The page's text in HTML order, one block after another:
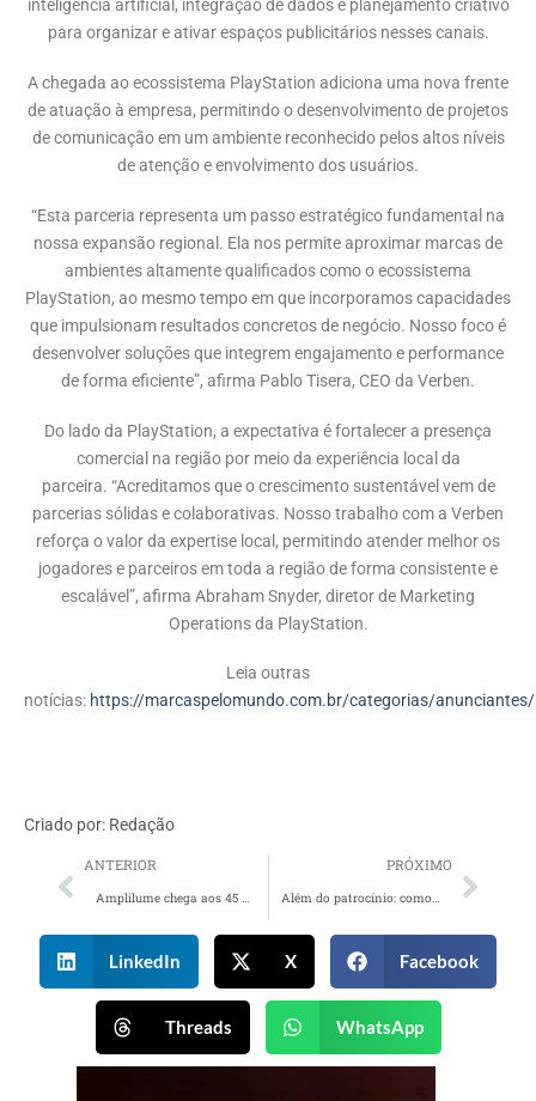
inteligência artificial, integração de dados e planejamento criativo
para organizar e ativar espaços publicitários nesses canais.
A chegada ao ecossistema PlayStation adiciona uma nova frente
de atuação à empresa, permitindo o desenvolvimento de projetos
de comunicação em um ambiente reconhecido pelos altos níveis
de atenção e envolvimento dos usuários.
“Esta parceria representa um passo estratégico fundamental na
nossa expansão regional. Ela nos permite aproximar marcas de
ambientes altamente qualificados como o ecossistema
PlayStation, ao mesmo tempo em que incorporamos capacidades
que impulsionam resultados concretos de negócio. Nosso foco é
desenvolver soluções que integrem engajamento e performance
de forma eficiente”, afirma Pablo Tisera, CEO da Verben.
Do lado da PlayStation, a expectativa é fortalecer a presença
comercial na região por meio da experiência local da
parceira. “Acreditamos que o crescimento sustentável vem de
parcerias sólidas e colaborativas. Nosso trabalho com a Verben
reforça o valor da expertise local, permitindo atender melhor os
jogadores e parceiros em toda a região de forma consistente e
escalável”, afirma Abraham Snyder, diretor de Marketing
Operations da PlayStation.
Leia outras
notícias: https://marcaspelomundo.com.br/categorias/anunciantes/
Criado por: Redação
ANTERIOR PRÓXIMO
LinkedIn X Facebook
Threads WhatsApp